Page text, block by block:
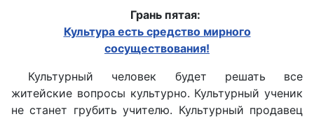
Грань пятая:
Культура есть средство мирного
сосуществования!
Культурный человек будет решать все
житейские вопросы культурно. Культурный ученик
не станет грубить учителю. Культурный продавец